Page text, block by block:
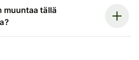
muuntaa tällä